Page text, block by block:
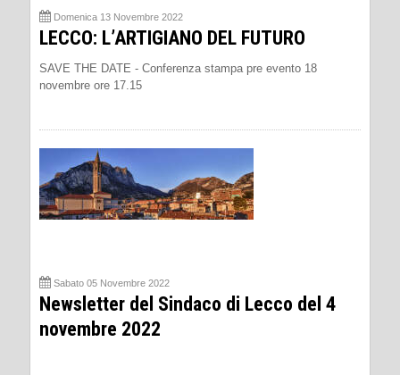
Domenica 13 Novembre 2022
LECCO: L’ARTIGIANO DEL FUTURO
SAVE THE DATE - Conferenza stampa pre evento 18
novembre ore 17.15
Sabato 05 Novembre 2022
Newsletter del Sindaco di Lecco del 4
novembre 2022